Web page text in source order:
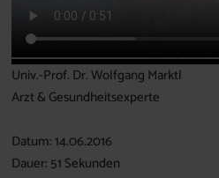
Univ.-Prof. Dr. Wolfgang Marktl
Arzt & Gesundheitsexperte
Datum: 14.06.2016
Dauer: 51 Sekunden